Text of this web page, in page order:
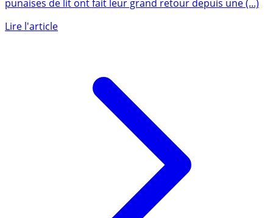
Disparues de la vie quotidienne dans les années 1950, les
punaises de lit ont fait leur grand retour depuis une (...)